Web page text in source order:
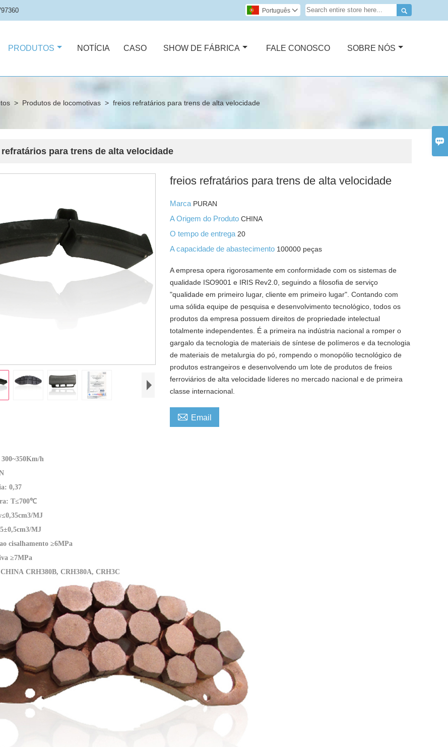


Português 
PRODUTOS NOTÍCIA CASO SHOW DE FÁBRICA FALE CONOSCO SOBRE NÓS
> Produtos de locomotivas > freios refratários para trens de alta velocidade
para trens de alta velocidade
freios refratários para trens de alta velocidade
Marca PURAN
A Origem do ProdutoCHINA
O tempo de entrega 20
A capacidade de abastecimento 100000 peças
A empresa opera rigorosamente em conformidade com os sistemas de
qualidade ISO9001 e IRIS Rev2.0, seguindo a filosofia de serviço
"qualidade em primeiro lugar, cliente em primeiro lugar". Contando com
uma sólida equipe de pesquisa e desenvolvimento tecnológico, todos os
produtos da empresa possuem direitos de propriedade intelectual
totalmente independentes. É a primeira na indústria nacional a romper o
gargalo da tecnologia de materiais de síntese de polímeros e da tecnologia
de materiais de metalurgia do pó, rompendo o monopólio tecnológico de
produtos estrangeiros e desenvolvendo um lote de produtos de freios
ferroviários de alta velocidade líderes no mercado nacional e de primeira
classe internacional.
 Email
h
0,37
T≤700℃
MJ
MJ
cisalhamento ≥6MPa
≥7MPa
CRH380B, CRH380A, CRH3C